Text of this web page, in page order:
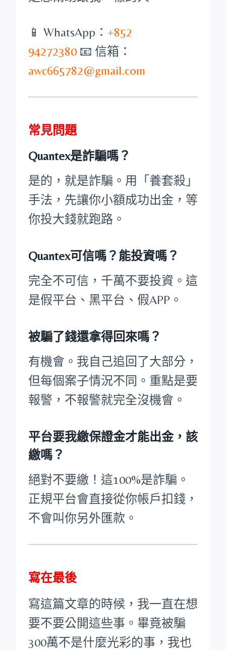
📱 WhatsApp： +852
94272380 📧 信箱：
awc665782@gmail.com
常見問題
Quantex是詐騙嗎？
是的，就是詐騙。用「養套殺」
手法，先讓你小額成功出金，等
你投大錢就跑路。
Quantex可信嗎？能投資嗎？
完全不可信，千萬不要投資。這
是假平台、黑平台、假APP。
被騙了錢還拿得回來嗎？
有機會。我自己追回了大部分，
但每個案子情況不同。重點是要
報警，不報警就完全沒機會。
平台要我繳保證金才能出金，該
繳嗎？
絕對不要繳！這100%是詐騙。
正規平台會直接從你帳戶扣錢，
不會叫你另外匯款。
寫在最後
寫這篇文章的時候，我一直在想
要不要公開這些事。畢竟被騙
300萬不是什麼光彩的事，我也